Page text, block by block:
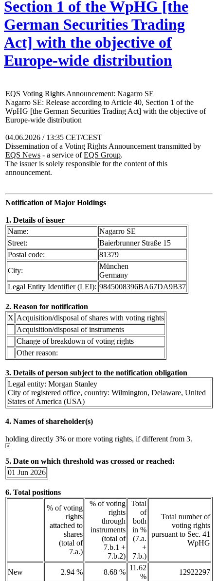
Section 1 of the WpHG [the
German Securities Trading
Act] with the objective of
Europe-wide distribution
EQS Voting Rights Announcement: Nagarro SE
Nagarro SE: Release according to Article 40, Section 1 of the
WpHG [the German Securities Trading Act] with the objective of
Europe-wide distribution
04.06.2026 / 13:35 CET/CEST
Dissemination of a Voting Rights Announcement transmitted by
EQS News - a service ofEQS Group.
The issuer is solely responsible for the content of this
announcement.
Notification of Major Holdings
1. Details of issuer
Name:
Nagarro SE
Street:
Baierbrunner Straße 15
Postal code:
81379
City:
München
Germany
Legal Entity Identifier (LEI): 9845008396BA67DA9B37
2. Reason for notification
X Acquisition/disposal of shares with voting rights
Acquisition/disposal of instruments
Change of breakdown of voting rights
Other reason:
3. Details of person subject to the notification obligation
Legal entity: Morgan Stanley
City of registered office, country: Wilmington, Delaware, United
States of America (USA)
4. Names of shareholder(s)
holding directly 3% or more voting rights, if different from 3.
5. Date on which threshold was crossed or reached:
01 Jun 2026
6. Total positions
% of voting
rights
attached to
shares
(total of
7.a.)
% of voting
rights
through
instruments
(total of
7.b.1 +
7.b.2)
Total
of
both
in %
(7.a.
+
7.b.)
Total number of
voting rights
pursuant to Sec. 41
WpHG
New 2.94 % 8.68 %
11.62
%
12922297